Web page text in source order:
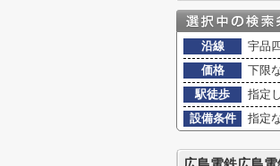
沿線
宇品
価格
下限
駅徒歩
指定
設備条件
指定